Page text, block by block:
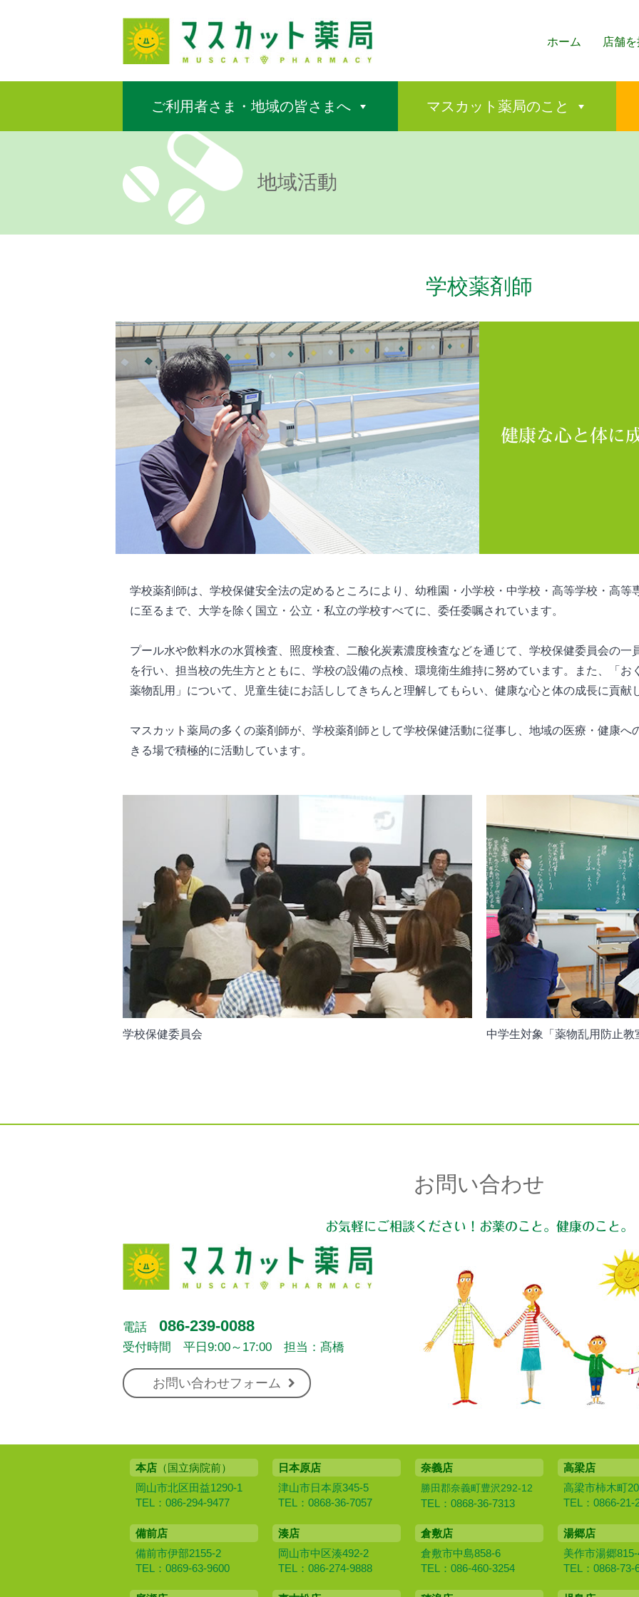
ホーム 店舗
ご利用者さま・地域の皆さまへ マスカット薬局のこと
地域活動
学校薬剤師
健康な心と体に
学校薬剤師は、学校保健安全法の定めるところにより、幼稚園・小学校・中学校・高等学校・高等
に至るまで、大学を除く国立・公立・私立の学校すべてに、委任委嘱されています。
プール水や飲料水の水質検査、照度検査、二酸化炭素濃度検査などを通じて、学校保健委員会の一
を行い、担当校の先生方とともに、学校の設備の点検、環境衛生維持に努めています。また、「お
薬物乱用」について、児童生徒にお話ししてきちんと理解してもらい、健康な心と体の成長に貢献
マスカット薬局の多くの薬剤師が、学校薬剤師として学校保健活動に従事し、地域の医療・健康へ
きる場で積極的に活動しています。
学校保健委員会 中学生対象「薬物乱用防止教
お問い合わせ
お気軽にご相談ください！お薬のこと。健康のこと。
電話 086-239-0088
受付時間 平日9:00～17:00 担当：髙橋
お問い合わせフォーム
本店 （国立病院前）
岡山市北区田益1290-1
TEL：086-294-9477
日本原店
津山市日本原345-5
TEL：0868-36-7057
奈義店
勝田郡奈義町豊沢292-12
TEL：0868-36-7313
高梁店
高梁市柿木町
TEL：0866-21-
備前店
備前市伊部2155-2
TEL：0869-63-9600
湊店
岡山市中区湊492-2
TEL：086-274-9888
倉敷店
倉敷市中島858-6
TEL：086-460-3254
湯郷店
美作市湯郷
TEL：0868-73-